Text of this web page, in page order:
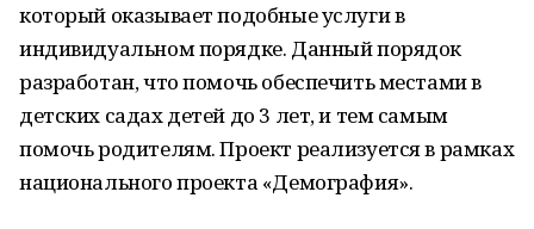
который оказывает подобные услуги в
индивидуальном порядке. Данный порядок
разработан, что помочь обеспечить местами в
детских садах детей до 3 лет, и тем самым
помочь родителям. Проект реализуется в рамках
национального проекта «Демография».